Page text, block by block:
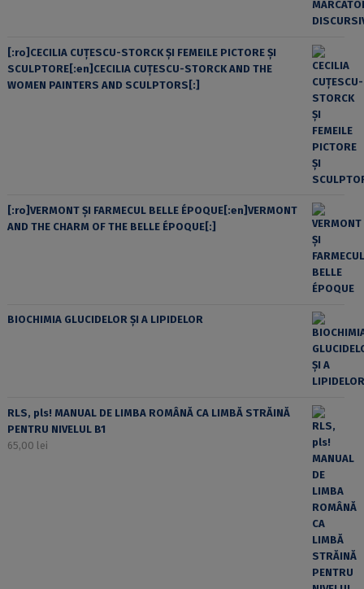
[:ro]CECILIA CUŢESCU-STORCK ŞI FEMEILE PICTORE ŞI
SCULPTORE[:en]CECILIA CUŢESCU-STORCK AND THE
WOMEN PAINTERS AND SCULPTORS[:]
[:ro]VERMONT ȘI FARMECUL BELLE ÉPOQUE[:en]VERMONT
AND THE CHARM OF THE BELLE ÉPOQUE[:]
BIOCHIMIA GLUCIDELOR ȘI A LIPIDELOR
RLS, pls! MANUAL DE LIMBA ROMÂNĂ CA LIMBĂ STRĂINĂ
PENTRU NIVELUL B1
65,00 lei